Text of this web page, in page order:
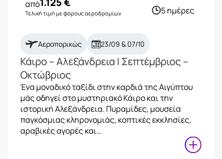
5 ημέρες
από
Τελική τιμή με φόρους αεροδρομίων
Αεροπορικώς 23/09 & 07/10
Κάιρο – Αλεξάνδρεια | Σεπτέμβριος –
Οκτώβριος
Ένα μοναδικό ταξίδι στην καρδιά της Αιγύπτου
μάς οδηγεί στο μυστηριακό Κάιρο και την
ιστορική Αλεξάνδρεια. Πυραμίδες, μουσεία
παγκόσμιας κληρονομιάς, κοπτικές εκκλησίες,
αραβικές αγορές και…